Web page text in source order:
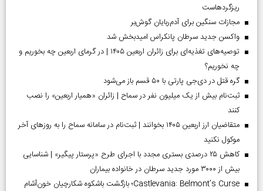
ریزگردهاست
مجازات سنگین برای آدم‌ربایان گوش‌بر
واکسن جدید سرطان پانکراس امیدبخش شد
توصیه‌های تغذیه‌ای برای زائران اربعین ۱۴۰۵ | در گرمای اربعین چه بخوریم و
چه نخوریم؟
گره قتل در دی‌جی پارتی با ۵۰ قسم باز می‌شود
ثبت‌نام بیش از یک میلیون نفر در سماح | زائران «همیار اربعین» را نصب
کنند
متقاضیان ارز اربعین ۱۴۰۵ بخوانند | ثبت‌نام در سامانه سماح را به روز‌های آخر
موکول نکنید
کاهش ۲۵ درصدی بستری مجدد با اجرای طرح «پرستار پیگیر» | شناسایی
بیش از ۳۰۰۰ مورد جدید سرطان در خانواده بیماران
Castlevania: Belmont’s Curse؛ بازگشت باشکوه شکارچیان خون‌آشام